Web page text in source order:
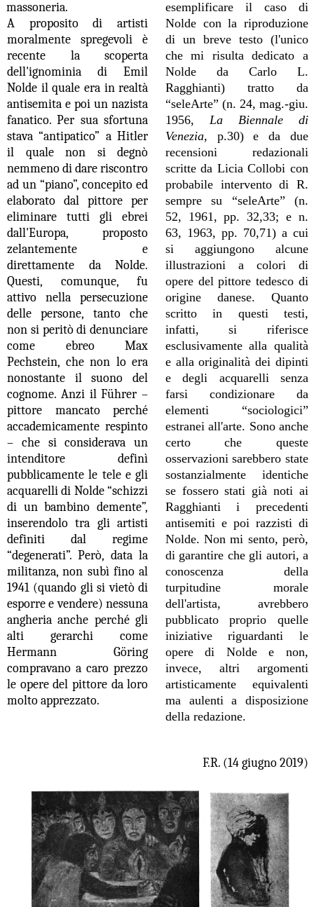
massoneria.
A proposito di artisti
moralmente spregevoli è
recente la scoperta
dell'ignominia di Emil
Nolde il quale era in realtà
antisemita e poi un nazista
fanatico. Per sua sfortuna
stava “antipatico” a Hitler
il quale non sidegnò
nemmeno di dare riscontro
ad un “piano”, concepito ed
elaborato dal pittore per
eliminare tutti gli ebrei
dall'Europa, proposto
zelantemente e
direttamente da Nolde.
Questi, comunque, fu
attivo nella persecuzione
delle persone, tanto che
non si peritò di denunciare
come ebreo Max
Pechstein, che non lo era
nonostante il suono del
cognome. Anzi il Führer –
pittore mancato perché
accademicamente respinto
– che si considerava un
intenditore definì
pubblicamente le tele e gli
acquarelli di Nolde “schizzi
di un bambino demente”,
inserendolo tra gli artisti
definiti dal regime
“degenerati”. Però, data la
militanza, non subì fino al
1941 (quando gli si vietò di
esporre e vendere) nessuna
angheria anche perché gli
alti gerarchi come
Hermann Göring
compravano a caro prezzo
le opere del pittore da loro
molto apprezzato.
esemplificare il caso di
Nolde con la riproduzione
di un breve testo (l'unico
che mi risulta dedicato a
Nolde da Carlo L.
Ragghianti) tratto da
“seleArte” (n. 24, mag.-giu.
1956, La Biennale di
Venezia, p.30) e da due
recensioni redazionali
scritte da Licia Collobi con
probabile intervento di R.
sempre su “seleArte” (n.
52, 1961, pp. 32,33; e n.
63, 1963, pp. 70,71) a cui
si aggiungono alcune
illustrazioni a colori di
opere del pittore tedesco di
origine danese. Quanto
scritto in questi testi,
infatti, si riferisce
esclusivamente alla qualità
e alla originalità dei dipinti
e degli acquarelli senza
farsi condizionare da
elementi “sociologici”
estranei all'arte. Sono anche
certo che queste
osservazioni sarebbero state
sostanzialmente identiche
se fossero stati già noti ai
Ragghianti i precedenti
antisemiti e poi razzisti di
Nolde. Non mi sento, però,
di garantire che gli autori, a
conoscenza della
turpitudine morale
dell'artista, avrebbero
pubblicato proprio quelle
iniziative riguardanti le
opere di Nolde e non,
invece, altri argomenti
artisticamente equivalenti
ma aulenti a disposizione
della redazione.
F.R. (14 giugno 2019)